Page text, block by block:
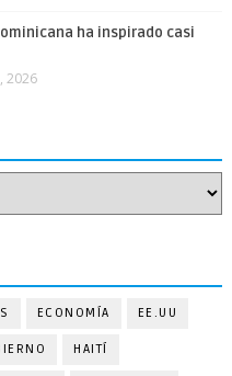
ha inspirado casi
2026
ECONOMÍA EE.UU
HAITÍ